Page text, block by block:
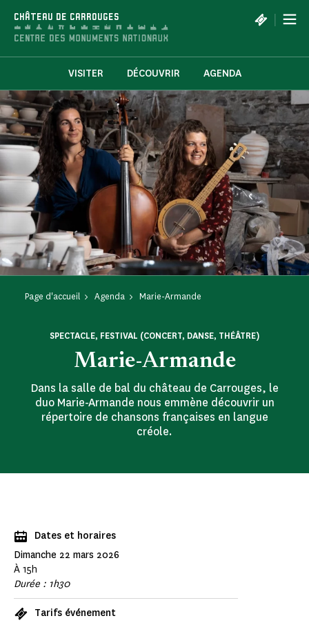
CHÂTEAU DE CARROUGES |
VISITER DÉCOUVRIR AGENDA
Page d'accueil Agenda Marie-Armande
Marie-Armande
SPECTACLE, FESTIVAL (CONCERT, DANSE, THÉÂTRE)
Dans la salle de bal du château de Carrouges, le
duo Marie-Armande nous emmène découvrir un
répertoire de chansons françaises en langue
créole.
Dates et horaires
Dimanche 22 mars 2026
À 15h
Durée : 1h30
Tarifs événement